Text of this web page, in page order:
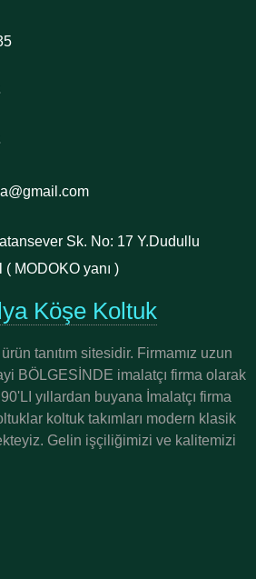
Sk. No: 17 Y.Dudullu
MODOKO yanı )
Köşe Koltuk
tanıtım sitesidir. Firmamız uzun
BÖLGESİNDE imalatçı firma olarak
yıllardan buyana İmalatçı firma
koltuk takımları modern klasik
Gelin işçiliğimizi ve kalitemizi